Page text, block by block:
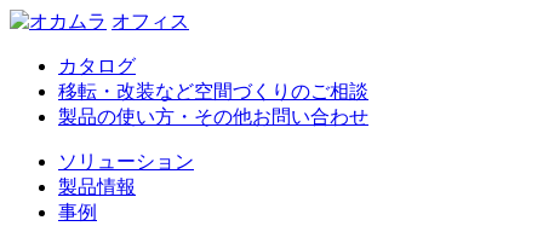
オフィス
カタログ
移転・改装など空間づくりのご相談
製品の使い方・その他お問い合わせ
ソリューション
製品情報
事例